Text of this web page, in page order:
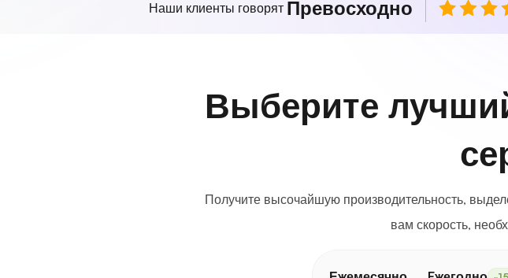
Наши клиенты говорят Превосходно
Выберите
Получите высочайшую производительность,
вам скорость,